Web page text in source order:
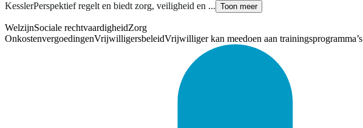
KesslerPerspektief regelt en biedt zorg, veiligheid en ... Toon meer
WelzijnSociale rechtvaardigheidZorg
OnkostenvergoedingenVrijwilligersbeleidVrijwilliger kan meedoen aan trainingsprogramma’s